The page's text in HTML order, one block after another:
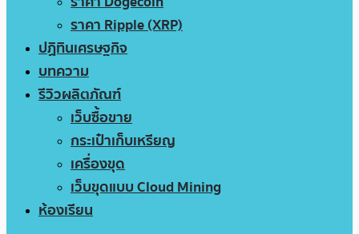
ราคา Ripple (XRP)
ปฏิทินเศรษฐกิจ
บทความ
รีวิวผลิตภัณฑ์
เว็บซื้อขาย
กระเป๋าเก็บเหรียญ
เครื่องขุด
เว็บขุดแบบ Cloud Mining
ห้องเรียน